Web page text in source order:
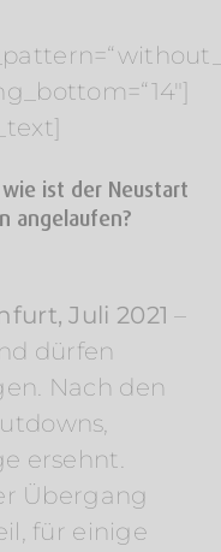
ist der Neustart
angelaufen?
Juli 2021 –
dürfen
Nach den
ersehnt.
Übergang
für einige